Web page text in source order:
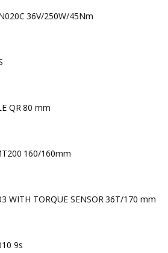
36V/250W/45Nm
QR80 mm
160/160mm
WITH TORQUE SENSOR36T/170 mm
9s